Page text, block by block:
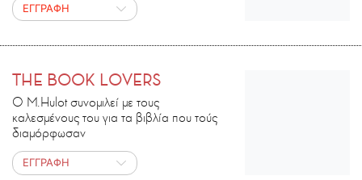
ΕΓΓΡΑΦΗ
THE BOOK LOVERS
Ο M.Ηulot συνομιλεί με τους
καλεσμένους του για τα βιβλία που τούς
διαμόρφωσαν
ΕΓΓΡΑΦΗ